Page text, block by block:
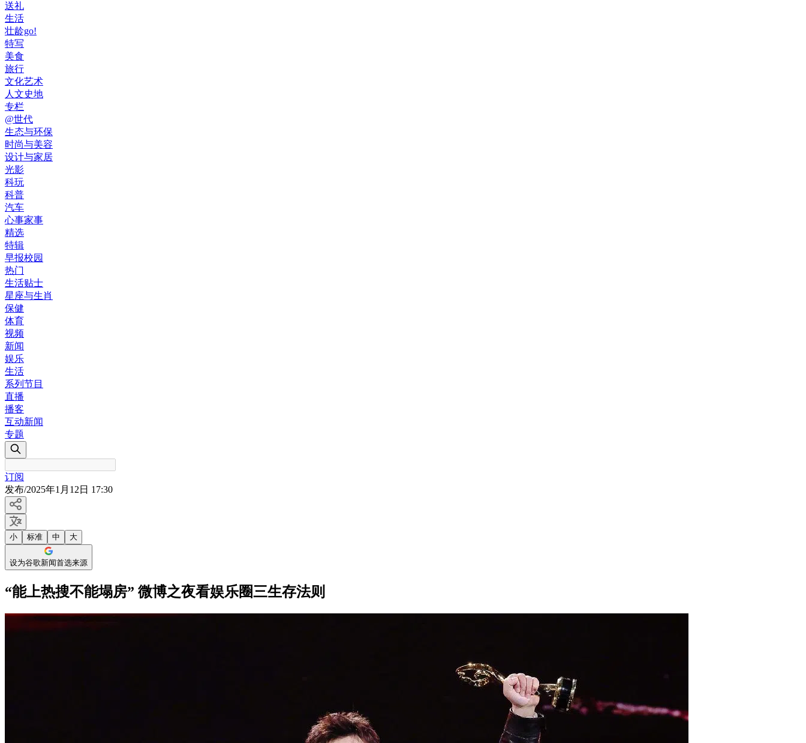
送礼
生活
壮龄go!
特写
美食
旅行
文化艺术
人文史地
专栏
@世代
生态与环保
时尚与美容
设计与家居
光影
科玩
科普
汽车
心事家事
精选
特辑
早报校园
热门
生活贴士
星座与生肖
保健
体育
视频
新闻
娱乐
生活
系列节目
直播
播客
互动新闻
专题
订阅
发布/2025年1月12日 17:30
小 标准 中 大
设为谷歌新闻首选来源
“能上热搜不能塌房” 微博之夜看娱乐圈三生存法则